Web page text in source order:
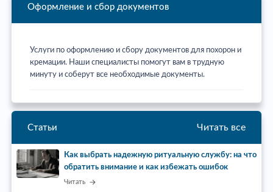
Оформление и сбор документов
Услуги по оформлению и сбору документов для похорон и
кремации. Наши специалисты помогут вам в трудную
минуту и соберут все необходимые документы.
Статьи Читать все
Как выбрать надежную ритуальную службу: на что
обратить внимание и как избежать ошибок
Читать